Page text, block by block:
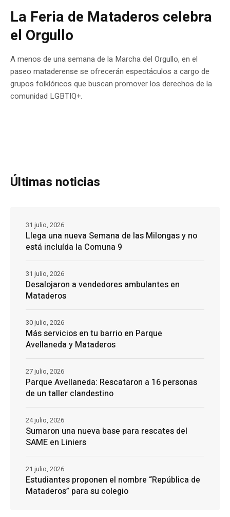
La Feria de Mataderos celebra
el Orgullo
A menos de una semana de la Marcha del Orgullo, en el
paseo mataderense se ofrecerán espectáculos a cargo de
grupos folklóricos que buscan promover los derechos de la
comunidad LGBTIQ+.
Últimas noticias
Llega una nueva Semana de las Milongas y no
está incluída la Comuna 9
31 julio, 2026
Desalojaron a vendedores ambulantes en
Mataderos
31 julio, 2026
Más servicios en tu barrio en Parque
Avellaneda y Mataderos
30 julio, 2026
Parque Avellaneda: Rescataron a 16 personas
de un taller clandestino
27 julio, 2026
Sumaron una nueva base para rescates del
SAME en Liniers
24 julio, 2026
Estudiantes proponen el nombre “República de
Mataderos” para su colegio
21 julio, 2026